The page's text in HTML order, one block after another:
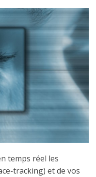
temps réel les
tracking) et de vos